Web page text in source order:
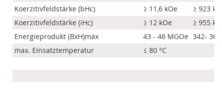
Koerzitivfeldstärke (bHc)
≥ 11,6 kOe
≥ 923
Koerzitivfeldstärke (iHc)
≥ 12 kOe
≥ 955
Energieprodukt (BxH)max
43 - 46 MGOe 342- 366
max. Einsatztemperatur
≤ 80 °C